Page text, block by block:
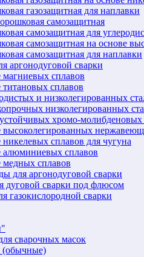
газозащитная для наплавки
самозащитная
самозащитная для
самозащитная на основе
самозащитная для наплавки
аргонодуговой сварки
сплавов
сплавов
и низколегированных
низколегированных
хромо-молибденовых
высоколегированных
сплавов для чугуна
алюминиевых сплавов
медных сплавов
для аргонодуговой сварки
дуговой сварки под флюсом
газокислородной сварки
сварочных масок
(обычные)